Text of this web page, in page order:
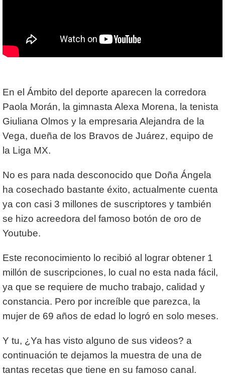
En el Ámbito del deporte aparecen la corredora
Paola Morán, la gimnasta Alexa Morena, la tenista
Giuliana Olmos y la empresaria Alejandra de la
Vega, dueña de los Bravos de Juárez, equipo de
la Liga MX.
No es para nada desconocido que Doña Ángela
ha cosechado bastante éxito, actualmente cuenta
ya con casi 3 millones de suscriptores y también
se hizo acreedora del famoso botón de oro de
Youtube.
Este reconocimiento lo recibió al lograr obtener 1
millón de suscripciones, lo cual no esta nada fácil,
ya que se requiere de mucho trabajo, calidad y
constancia. Pero por increíble que parezca, la
mujer de 69 años de edad lo logró en solo meses.
Y tu, ¿Ya has visto alguno de sus videos? a
continuación te dejamos la muestra de una de
tantas recetas que tiene en su famoso canal.